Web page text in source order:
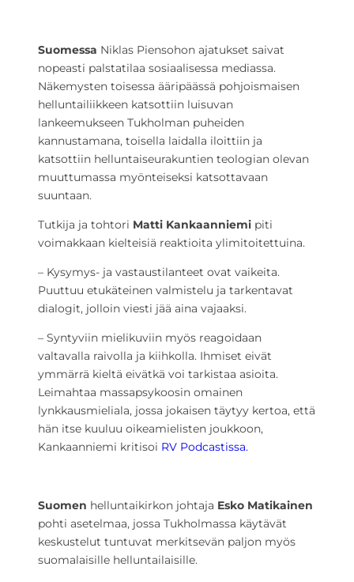
Suomessa Niklas Piensohon ajatukset saivat
nopeasti palstatilaa sosiaalisessa mediassa.
Näkemysten toisessa ääripäässä pohjoismaisen
helluntailiikkeen katsottiin luisuvan
lankeemukseen Tukholman puheiden
kannustamana, toisella laidalla iloittiin ja
katsottiin helluntaiseurakuntien teologian olevan
muuttumassa myönteiseksi katsottavaan
suuntaan.
Tutkija ja tohtori Matti Kankaanniemi piti
voimakkaan kielteisiä reaktioita ylimitoitettuina.
– Kysymys- ja vastaustilanteet ovat vaikeita.
Puuttuu etukäteinen valmistelu ja tarkentavat
dialogit, jolloin viesti jää aina vajaaksi.
– Syntyviin mielikuviin myös reagoidaan
valtavalla raivolla ja kiihkolla. Ihmiset eivät
ymmärrä kieltä eivätkä voi tarkistaa asioita.
Leimahtaa massapsykoosin omainen
lynkkausmieliala, jossa jokaisen täytyy kertoa, että
hän itse kuuluu oikeamielisten joukkoon,
Kankaanniemi kritisoi RV Podcastissa.
Suomen helluntaikirkon johtaja Esko Matikainen
pohti asetelmaa, jossa Tukholmassa käytävät
keskustelut tuntuvat merkitsevän paljon myös
suomalaisille helluntailaisille.